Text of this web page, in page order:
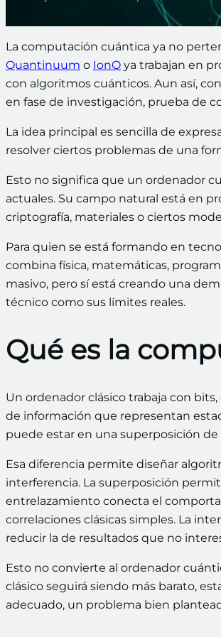
La computación cuántica ya no
Quantinuum o IonQ ya trabajan en
con algoritmos cuánticos. Aun así,
en fase de investigación, prueba de
La idea principal es sencilla de
resolver ciertos problemas de una
Esto no significa que un ordenador
actuales. Su campo natural está en
criptografía, materiales o ciertos
Para quien se está formando en
combina física, matemáticas,
masivo, pero sí está creando una
técnico como sus límites reales.
Qué es la
Un ordenador clásico trabaja con
de información que representan
puede estar en una superposición
Esa diferencia permite diseñar
interferencia. La superposición
entrelazamiento conecta el
correlaciones clásicas simples. La
reducir la de resultados que no
Esto no convierte al ordenador
clásico seguirá siendo más barato,
adecuado, un problema bien